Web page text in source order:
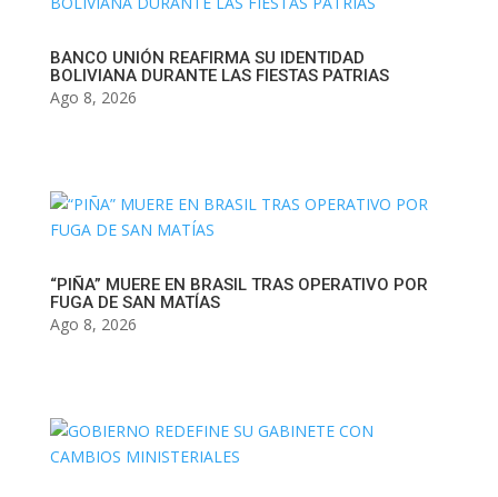
BANCO UNIÓN REAFIRMA SU IDENTIDAD
BOLIVIANA DURANTE LAS FIESTAS PATRIAS
Ago 8, 2026
“PIÑA” MUERE EN BRASIL TRAS OPERATIVO POR
FUGA DE SAN MATÍAS
Ago 8, 2026